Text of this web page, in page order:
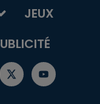
JEUX